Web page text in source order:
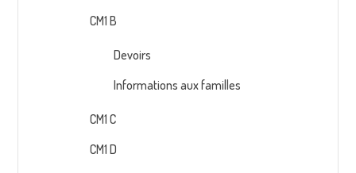
CM1 B
Devoirs
Informations aux familles
CM1 C
CM1 D